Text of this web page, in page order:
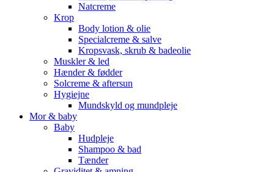
Natcreme
Krop
Body lotion & olie
Specialcreme & salve
Kropsvask, skrub & badeolie
Muskler & led
Hænder & fødder
Solcreme & aftersun
Hygiejne
Mundskyld og mundpleje
Mor & baby
Baby
Hudpleje
Shampoo & bad
Tænder